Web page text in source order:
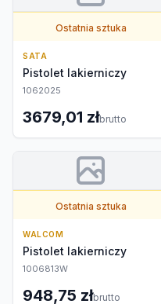
Ostatnia sztuka
SATA
Pistolet lakierniczy
1062025
3679,01 złbrutto
Ostatnia sztuka
WALCOM
Pistolet lakierniczy
1006813W
948,75 złbrutto